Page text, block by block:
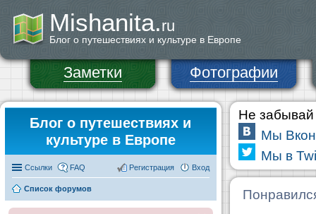
Mishanita.ru
Блог о путешествиях и культуре в Европе
Заметки Фотографии
Блог о путешествиях и
культуре в Европе
Ссылки FAQ Вход
Регистрация
Список форумов
Не забывай
Мы
Мы в